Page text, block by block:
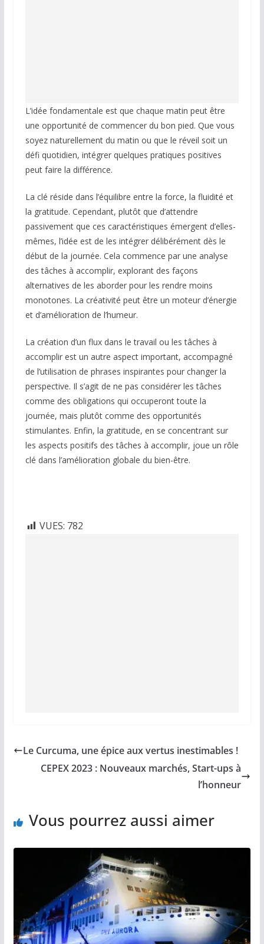
L’idée fondamentale est que chaque matin peut être
une opportunité de commencer du bon pied. Que vous
soyez naturellement du matin ou que le réveil soit un
défi quotidien, intégrer quelques pratiques positives
peut faire la différence.
La clé réside dans l’équilibre entre la force, la fluidité et
la gratitude. Cependant, plutôt que d’attendre
passivement que ces caractéristiques émergent d’elles-
mêmes, l’idée est de les intégrer délibérément dès le
début de la journée. Cela commence par une analyse
des tâches à accomplir, explorant des façons
alternatives de les aborder pour les rendre moins
monotones. La créativité peut être un moteur d’énergie
et d’amélioration de l’humeur.
La création d’un flux dans le travail ou les tâches à
accomplir est un autre aspect important, accompagné
de l’utilisation de phrases inspirantes pour changer la
perspective. Il s’agit de ne pas considérer les tâches
comme des obligations qui occuperont toute la
journée, mais plutôt comme des opportunités
stimulantes. Enfin, la gratitude, en se concentrant sur
les aspects positifs des tâches à accomplir, joue un rôle
clé dans l’amélioration globale du bien-être.
VUES: 782
Le Curcuma, une épice aux vertus inestimables !
CEPEX 2023 : Nouveaux marchés, Start-ups à
l’honneur
Vous pourrez aussi aimer